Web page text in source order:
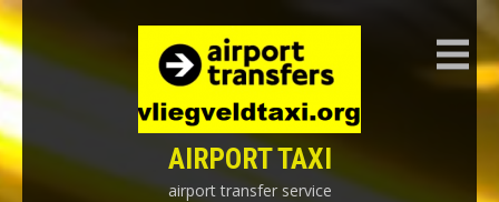
Skip
to
content
AIRPORT TAXI
airport transfer service